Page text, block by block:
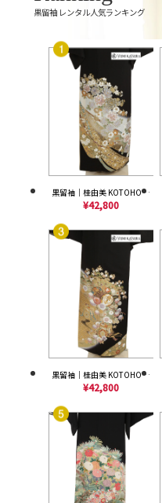
黒留袖 レンタル人気ランキング
黒留袖｜桂由美 KOTOHOGI 華苑｜T0219｜LL
¥42,800
黒留袖｜桂由美 KOTOHOGI 花舞台｜T0216｜L
¥42,800